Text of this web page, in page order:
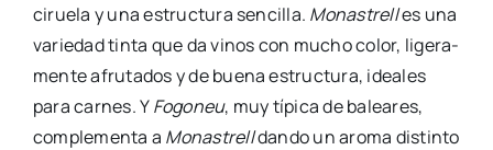
cirue­la y una estruc­tu­ra sen­ci­lla. Monas­trelles una
varie­dad tin­ta que da vinos con mucho color, lige­ra­
men­te afru­ta­dos y de bue­na estruc­tu­ra, idea­les
para car­nes. YFogo­neu, muy típi­ca de balea­res,
com­ple­men­ta a Monas­trelldan­do un aro­ma dis­tin­to